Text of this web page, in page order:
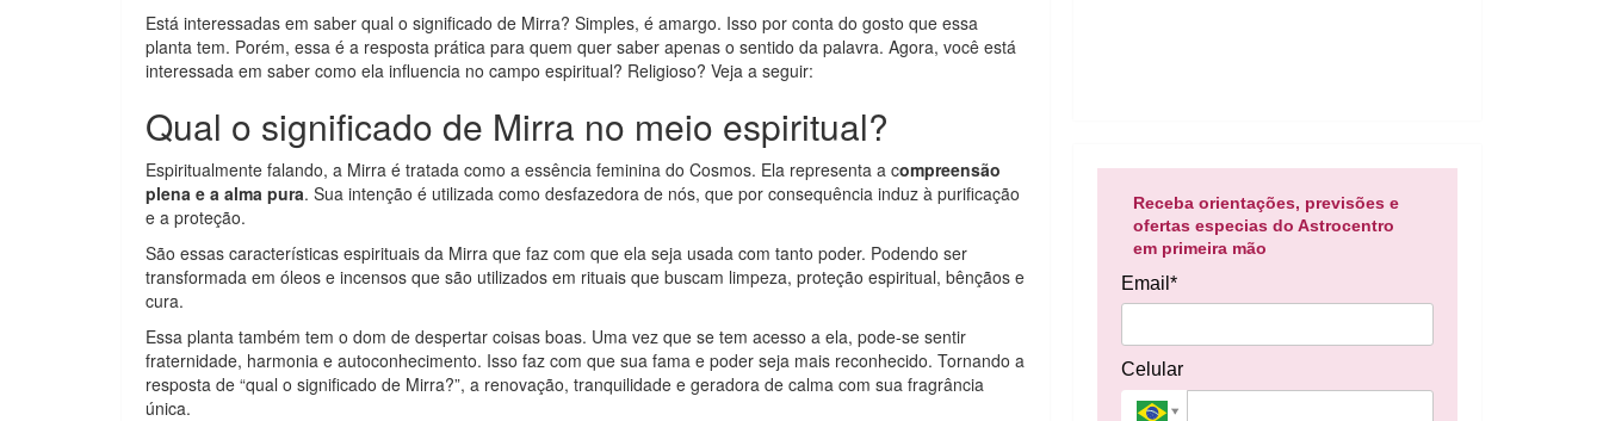
Está interessadas em saber qual o significado de Mirra? Simples, é amargo. Isso por conta do gosto que essa
planta tem. Porém, essa é a resposta prática para quem quer saber apenas o sentido da palavra. Agora, você está
interessada em saber como ela influencia no campo espiritual? Religioso? Veja a seguir:
Qual o significado de Mirra no meio espiritual?
Espiritualmente falando, a Mirra é tratada como a essência feminina do Cosmos. Ela representa a compreensão
plena e a alma pura. Sua intenção é utilizada como desfazedora de nós, que por consequência induz à purificação
e a proteção.
São essas características espirituais da Mirra que faz com que ela seja usada com tanto poder. Podendo ser
transformada em óleos e incensos que são utilizados em rituais que buscam limpeza, proteção espiritual, bênçãos e
cura.
Essa planta também tem o dom de despertar coisas boas. Uma vez que se tem acesso a ela, pode-se sentir
fraternidade, harmonia e autoconhecimento. Isso faz com que sua fama e poder seja mais reconhecido. Tornando a
resposta de “qual o significado de Mirra?”, a renovação, tranquilidade e geradora de calma com sua fragrância
única.
Receba orientações, previsões e
ofertas especias do Astrocentro
em primeira mão
Email*
Celular